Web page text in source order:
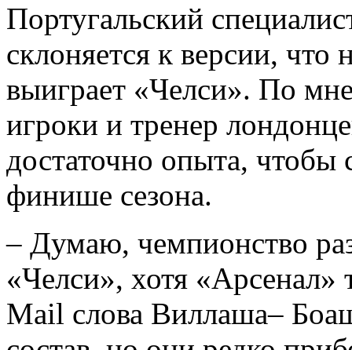
Португальский
склоняется к версии,
выиграет «Челси». По
игроки и тренер
достаточно опыта, чтобы
финише сезона.
– Думаю, чемпионство
«Челси», хотя
Mail слова Виллаша–